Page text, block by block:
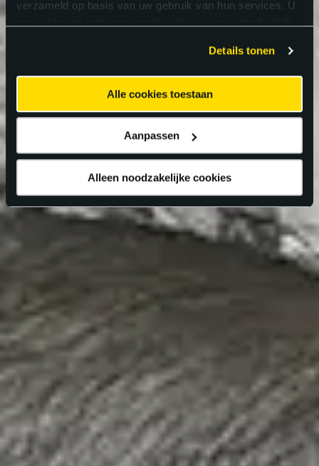
verzameld op basis van uw gebruik van hun services. U
Details tonen
Alle cookies toestaan
Aanpassen
Alleen noodzakelijke cookies